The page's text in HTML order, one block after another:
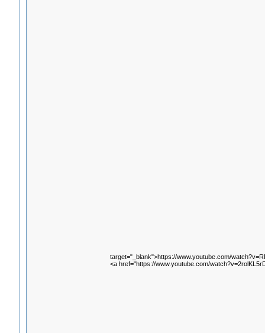
target="_blank">https://www.youtube.com/
<a href="https://www.youtube.com/